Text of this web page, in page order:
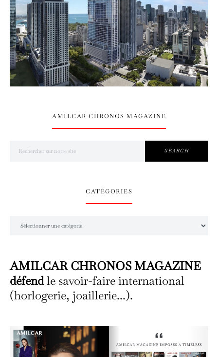
AMILCAR CHRONOS MAGAZINE
SEARCH
CATÉGORIES
AMILCAR CHRONOS MAGAZINE
défendle savoir-faire international
(horlogerie, joaillerie...).